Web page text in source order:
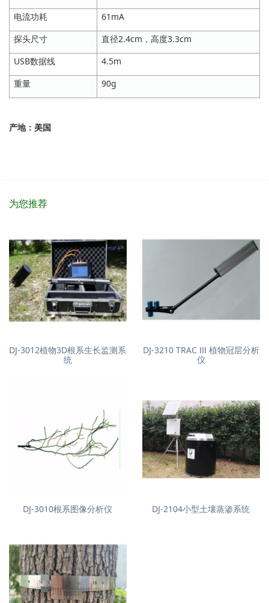
电流功耗
61mA
探头尺寸
直径2.4cm，高度3.3cm
USB数据线
4.5m
重量
90g
产地：美国
为您推荐
DJ-3012植物3D根系生长监测系
统
DJ-3210 TRAC Ⅲ 植物冠层分析
仪
DJ-2104小型土壤蒸渗系统
DJ-3010根系图像分析仪